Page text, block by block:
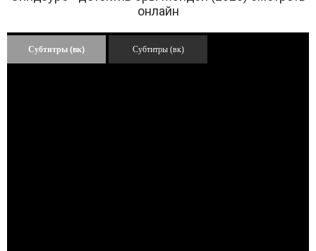
онлайн
Субтитры (вк) Субтитры (вк)